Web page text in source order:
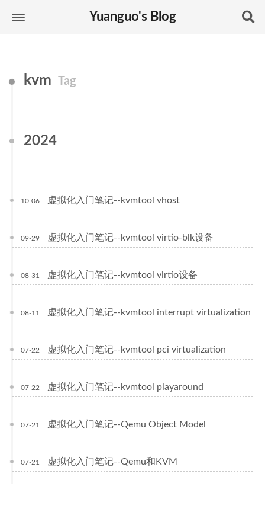
Yuanguo's Blog
kvm Tag
2024
10-06 虚拟化入门笔记--kvmtool vhost
09-29 虚拟化入门笔记--kvmtool virtio-blk设备
08-31 虚拟化入门笔记--kvmtool virtio设备
08-11 虚拟化入门笔记--kvmtool interrupt virtualization
07-22 虚拟化入门笔记--kvmtool pci virtualization
07-22 虚拟化入门笔记--kvmtool playaround
07-21 虚拟化入门笔记--Qemu Object Model
07-21 虚拟化入门笔记--Qemu和KVM